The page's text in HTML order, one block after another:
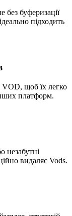
без буферизації
підходить
VOD, щоб їх легко
платформ.
незабутні
видаляє Vods.